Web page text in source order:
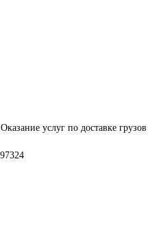
Оказание услуг по доставке